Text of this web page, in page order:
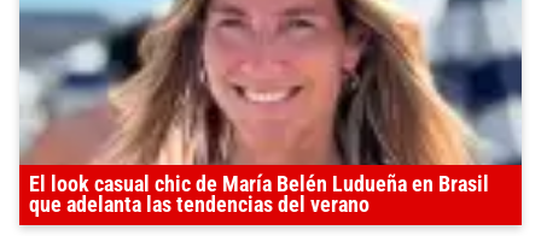
El look casual chic de María Belén Ludueña en Brasil
que adelanta las tendencias del verano